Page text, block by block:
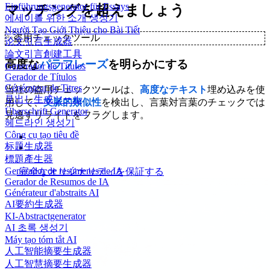
Einführungsgenerator für Essays
에세이를 위한 소개 생성기
Người Tạo Giới Thiệu cho Bài Tiết
论文引言生成器
論文引言創建工具
Generador de Títulos
Gerador de Títulos
Générateur de Titres
見出し生成ツール
Überschrift Generator
헤드라인 생성기
Công cụ tạo tiêu đề
标题生成器
標題產生器
Generador de resúmenes de IA
Gerador de Resumos de IA
Générateur d'abstraits AI
AI要約生成器
KI-Abstractgenerator
AI 초록 생성기
Máy tạo tóm tắt AI
人工智能摘要生成器
人工智慧摘要生成器
マッチングを超えましょう
✨盗用チェックツール
高度なパラフレーズを明らかにする
当社の盗用チェックツールは、 高度なテキスト埋め込みを使
用して、文脈的類似性を検出し、言葉対言葉のチェックでは
見逃すリライトをフラグします。
完全なオリジナリティを保証する